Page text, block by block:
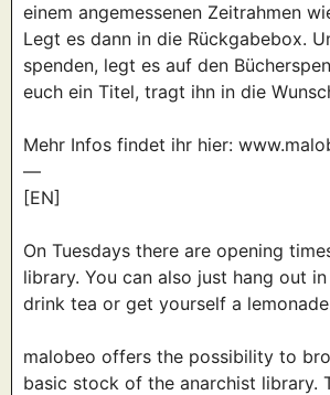
einem angemessenen Zeitrahmen
Legt es dann in die Rückgabebox.
spenden, legt es auf den
euch ein Titel, tragt ihn in die
Mehr Infos findet ihr hier:
—
[EN]
On Tuesdays there are opening
library. You can also just hang out
drink tea or get yourself a
malobeo offers the possibility to
basic stock of the anarchist library.